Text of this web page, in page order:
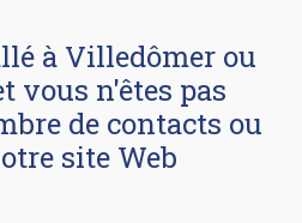
à Villedômer ou
vous n'êtes pas
de contacts ou
site Web